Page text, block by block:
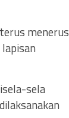
menerus
sela